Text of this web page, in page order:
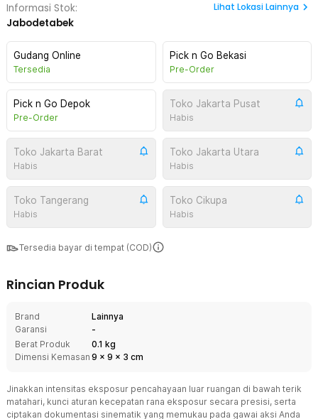
Informasi Stok:
Jabodetabek
Lihat Lokasi Lainnya
Gudang Online
Tersedia
Pick n Go Bekasi
Pre-Order
Pick n Go Depok
Pre-Order
Toko Jakarta Pusat
Habis
Toko Jakarta Barat
Habis
Toko Jakarta Utara
Habis
Toko Tangerang
Habis
Toko Cikupa
Habis
Tersedia bayar di tempat (COD)
Rincian Produk
Brand
Lainnya
Garansi
-
Berat Produk
0.1 kg
Dimensi Kemasan 9 x 9 x 3 cm
Jinakkan intensitas eksposur pencahayaan luar ruangan di bawah terik
matahari, kunci aturan kecepatan rana eksposur secara presisi, serta
ciptakan dokumentasi sinematik yang memukau pada gawai aksi Anda